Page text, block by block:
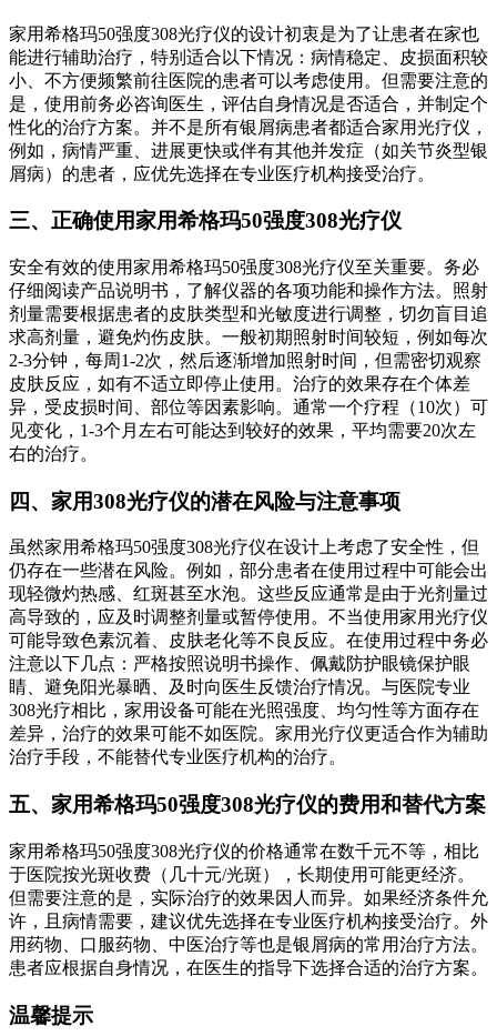
家用希格玛50强度308光疗仪的设计初衷是为了让患者在家也
能进行辅助治疗，特别适合以下情况：病情稳定、皮损面积较
小、不方便频繁前往医院的患者可以考虑使用。但需要注意的
是，使用前务必咨询医生，评估自身情况是否适合，并制定个
性化的治疗方案。并不是所有银屑病患者都适合家用光疗仪，
例如，病情严重、进展更快或伴有其他并发症（如关节炎型银
屑病）的患者，应优先选择在专业医疗机构接受治疗。
三、正确使用家用希格玛50强度308光疗仪
安全有效的使用家用希格玛50强度308光疗仪至关重要。务必
仔细阅读产品说明书，了解仪器的各项功能和操作方法。照射
剂量需要根据患者的皮肤类型和光敏度进行调整，切勿盲目追
求高剂量，避免灼伤皮肤。一般初期照射时间较短，例如每次
2-3分钟，每周1-2次，然后逐渐增加照射时间，但需密切观察
皮肤反应，如有不适立即停止使用。治疗的效果存在个体差
异，受皮损时间、部位等因素影响。通常一个疗程（10次）可
见变化，1-3个月左右可能达到较好的效果，平均需要20次左
右的治疗。
四、家用308光疗仪的潜在风险与注意事项
虽然家用希格玛50强度308光疗仪在设计上考虑了安全性，但
仍存在一些潜在风险。例如，部分患者在使用过程中可能会出
现轻微灼热感、红斑甚至水泡。这些反应通常是由于光剂量过
高导致的，应及时调整剂量或暂停使用。不当使用家用光疗仪
可能导致色素沉着、皮肤老化等不良反应。在使用过程中务必
注意以下几点：严格按照说明书操作、佩戴防护眼镜保护眼
睛、避免阳光暴晒、及时向医生反馈治疗情况。与医院专业
308光疗相比，家用设备可能在光照强度、均匀性等方面存在
差异，治疗的效果可能不如医院。家用光疗仪更适合作为辅助
治疗手段，不能替代专业医疗机构的治疗。
五、家用希格玛50强度308光疗仪的费用和替代方案
家用希格玛50强度308光疗仪的价格通常在数千元不等，相比
于医院按光斑收费（几十元/光斑），长期使用可能更经济。
但需要注意的是，实际治疗的效果因人而异。如果经济条件允
许，且病情需要，建议优先选择在专业医疗机构接受治疗。外
用药物、口服药物、中医治疗等也是银屑病的常用治疗方法。
患者应根据自身情况，在医生的指导下选择合适的治疗方案。
温馨提示